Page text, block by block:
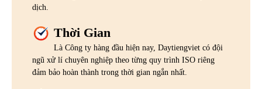
dịch.
Thời Gian
Là Công ty hàng đầu hiện nay, Daytiengviet có đội
ngũ xử lí chuyên nghiệp theo từng quy trình ISO riêng
đảm bảo hoàn thành trong thời gian ngắn nhất.